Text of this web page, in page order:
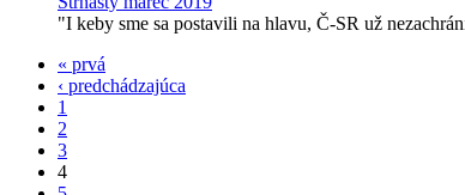
"I keby sme sa postavili na hlavu, Č-SR už
« prvá
‹ predchádzajúca
1
2
3
4